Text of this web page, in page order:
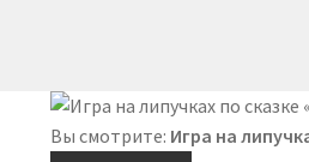
Вы смотрите: Игра на